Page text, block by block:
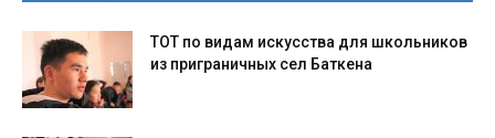
ТОТ по видам искусства для школьников
из приграничных сел Баткена